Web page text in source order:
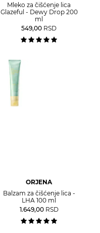
Mleko za čišćenje lica
Glazeful - Dewy Drop 200
ml
549,00 RSD
ORJENA
Balzam za čišćenje lica -
LHA 100 ml
1.649,00 RSD